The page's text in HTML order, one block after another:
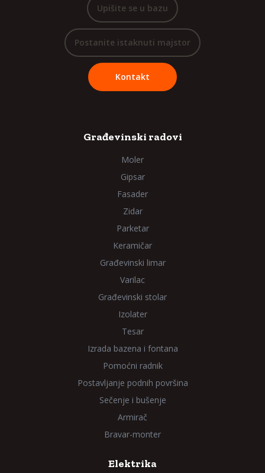
Upišite se u bazu
Postanite istaknuti majstor
Kontakt
Građevinski radovi
Moler
Gipsar
Fasader
Zidar
Parketar
Keramičar
Građevinski limar
Varilac
Građevinski stolar
Izolater
Tesar
Izrada bazena i fontana
Pomoćni radnik
Postavljanje podnih površina
Sečenje i bušenje
Armirač
Bravar-monter
Elektrika